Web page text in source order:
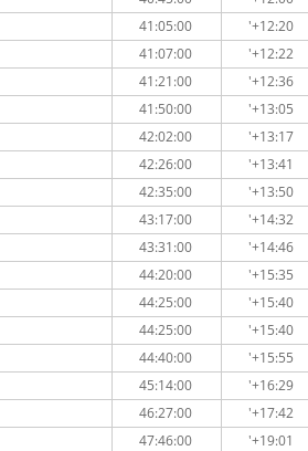
41:05:00
'+12:20
41:07:00
'+12:22
41:21:00
'+12:36
41:50:00
'+13:05
42:02:00
'+13:17
42:26:00
'+13:41
42:35:00
'+13:50
43:17:00
'+14:32
43:31:00
'+14:46
44:20:00
'+15:35
44:25:00
'+15:40
44:25:00
'+15:40
44:40:00
'+15:55
45:14:00
'+16:29
46:27:00
'+17:42
47:46:00
'+19:01